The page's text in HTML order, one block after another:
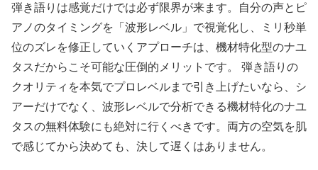
弾き語りは感覚だけでは必ず限界が来ます。自分の声とピ
アノのタイミングを「波形レベル」で視覚化し、ミリ秒単
位のズレを修正していくアプローチは、機材特化型のナユ
タスだからこそ可能な圧倒的メリットです。 弾き語りの
クオリティを本気でプロレベルまで引き上げたいなら、シ
アーだけでなく、波形レベルで分析できる機材特化のナユ
タスの無料体験にも絶対に行くべきです。両方の空気を肌
で感じてから決めても、決して遅くはありません。